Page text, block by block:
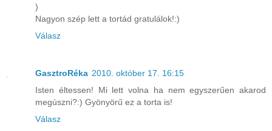
)
Nagyon szép lett a tortád gratulálok!:)
Válasz
GasztroRéka 2010. október 17. 16:15
Isten éltessen! Mi lett volna ha nem egyszerűen akarod
megúszni?:) Gyönyörű ez a torta is!
Válasz